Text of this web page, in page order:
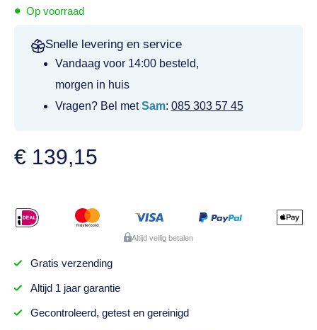
• Op voorraad
Snelle levering en service
Vandaag voor 14:00 besteld,
morgen in huis
Vragen? Bel metSam: 085 303 57 45
€ 139,15
Altijd veilig betalen
Gratis verzending
Altijd 1 jaargarantie
Gecontroleerd, getesten gereinigd